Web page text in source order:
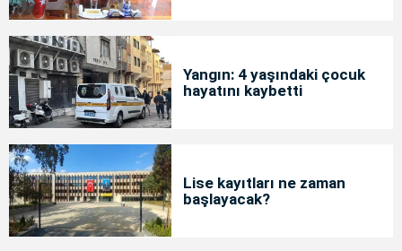
Yangın: 4 yaşındaki çocuk
hayatını kaybetti
Lise kayıtları ne zaman
başlayacak?